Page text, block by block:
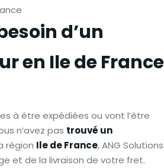
d’un
en Ile de France
à être expédiées ou vont l’être
n’avez pas trouvé un
région Ile de France, ANG Solutions
et de la livraison de votre fret.